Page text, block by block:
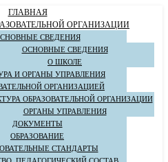
ГЛАВНАЯ
ОРГАНИЗАЦИИ
СВЕДЕНИЯ
ОСНОВНЫЕ СВЕДЕНИЯ
О ШКОЛЕ
И ОРГАНЫ УПРАВЛЕНИЯ
ОРГАНИЗАЦИЕЙ
ОБРАЗОВАТЕЛЬНОЙ ОРГАНИЗАЦИИ
ОРГАНЫ УПРАВЛЕНИЯ
ДОКУМЕНТЫ
ОБРАЗОВАНИЕ
СТАНДАРТЫ